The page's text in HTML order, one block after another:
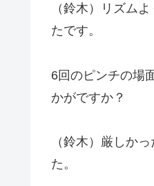
（鈴木）リズム
たです。
6回のピンチの場
かがですか？
（鈴木）厳しか
た。